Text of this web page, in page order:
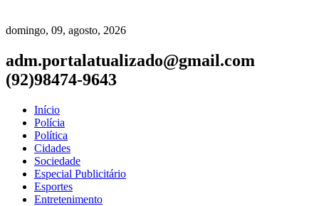
domingo, 09, agosto, 2026
adm.portalatualizado@gmail.com
(92)98474-9643
Início
Polícia
Política
Cidades
Sociedade
Especial Publicitário
Esportes
Entretenimento